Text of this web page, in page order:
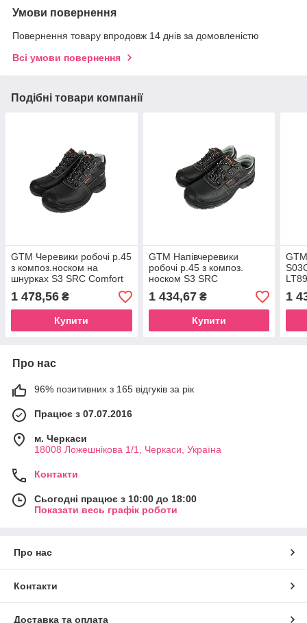
Умови повернення
Повернення товару впродовж 14 днів за домовленістю
Всі умови повернення
Подібні товари компанії
GTM Черевики робочі р.45
з композ.носком на
шнурках S3 SRC Comfort
1 478,56 ₴
Купити
GTM Напівчеревики
робочі р.45 з композ.
носком S3 SRC
1 434,67₴
Купити
1
Про нас
96% позитивних з 165 відгуків за рік
Працює з 07.07.2016
м. Черкаси
18008 Ложешнікова 1/1, Черкаси, Україна
Контакти
Сьогодні працює з 10:00 до 18:00
Показати весь графік роботи
Про нас
Контакти
Доставка та оплата